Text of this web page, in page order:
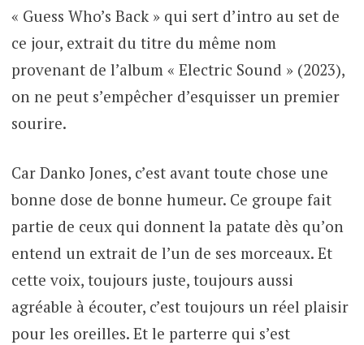
« Guess Who’s Back » qui sert d’intro au set de
ce jour, extrait du titre du même nom
provenant de l’album « Electric Sound » (2023),
on ne peut s’empêcher d’esquisser un premier
sourire.
Car Danko Jones, c’est avant toute chose une
bonne dose de bonne humeur. Ce groupe fait
partie de ceux qui donnent la patate dès qu’on
entend un extrait de l’un de ses morceaux. Et
cette voix, toujours juste, toujours aussi
agréable à écouter, c’est toujours un réel plaisir
pour les oreilles. Et le parterre qui s’est